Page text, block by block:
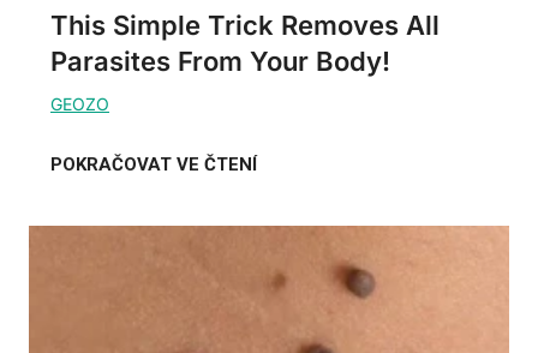
This Simple Trick Removes All
Parasites From Your Body!